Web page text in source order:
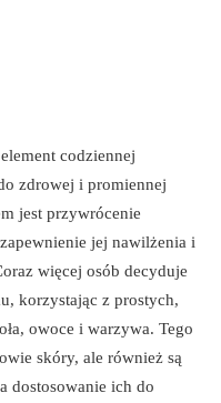
codziennej
zdrowej i promiennej
jest przywrócenie
jej nawilżenia i
więcej osób decyduje
korzystając z prostych,
owoce i warzywa. Tego
skóry, ale również są
dostosowanie ich do